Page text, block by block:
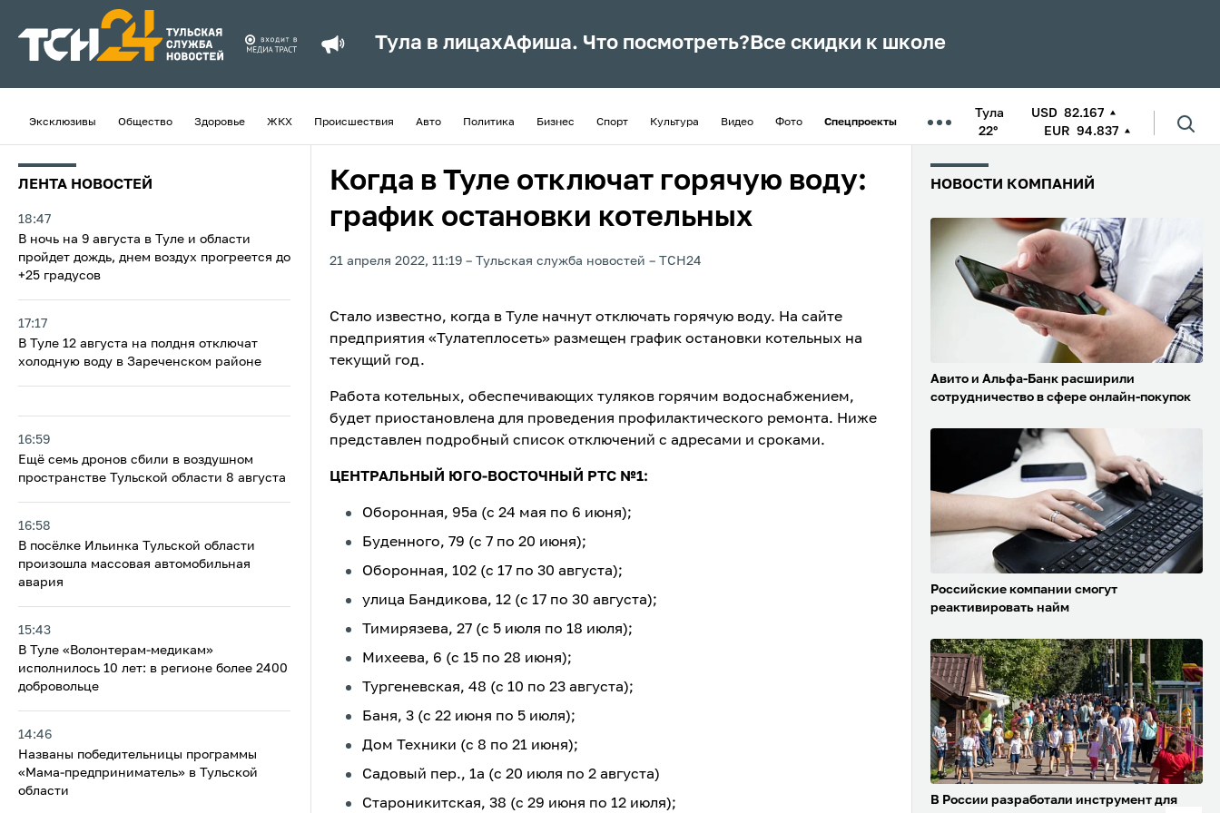
Тула в лицахАфиша. Что посмотреть? Все скидки к школе
Эксклюзивы Общество Здоровье ЖКХ Происшествия Авто Политика Бизнес Спорт Культура Видео Фото Спецпроекты
Тула
22°
USD 82.167
EUR 94.837
ЛЕНТА НОВОСТЕЙ
18:47
В ночь на 9 августа в Туле и области
пройдет дождь, днем воздух прогреется до
+25 градусов
17:17
В Туле 12 августа на полдня отключат
холодную воду в Зареченском районе
16:59
Ещё семь дронов сбили в воздушном
пространстве Тульской области 8 августа
16:58
В посёлке Ильинка Тульской области
произошла массовая автомобильная
авария
15:43
В Туле «Волонтерам-медикам»
исполнилось 10 лет: в регионе более 2400
добровольце
14:46
Названы победительницы программы
«Мама-предприниматель» в Тульской
области
Когда в Туле отключат горячую воду:
график остановки котельных
21 апреля 2022, 11:19 Тульская служба новостей ТСН24
Стало известно, когда в Туле начнут отключать горячую воду. На сайте
предприятия «Тулатеплосеть» размещен график остановки котельных на
текущий год.
Работа котельных, обеспечивающих туляков горячим водоснабжением,
будет приостановлена для проведения профилактического ремонта. Ниже
представлен подробный список отключений с адресами и сроками.
ЦЕНТРАЛЬНЫЙ ЮГО-ВОСТОЧНЫЙ РТС №1:
Оборонная, 95а (с 24 мая по 6 июня);
Буденного, 79 (с 7 по 20 июня);
Оборонная, 102 (с 17 по 30 августа);
улица Бандикова, 12 (с 17 по 30 августа);
Тимирязева, 27 (с 5 июля по 18 июля);
Михеева, 6 (с 15 по 28 июня);
Тургеневская, 48 (с 10 по 23 августа);
Баня, 3 (с 22 июня по 5 июля);
Дом Техники (с 8 по 21 июня);
Садовый пер., 1а (с 20 июля по 2 августа)
Староникитская, 38 (с 29 июня по 12 июля);
НОВОСТИ КОМПАНИЙ
Авито и Альфа-Банк расширили
сотрудничество в сфере онлайн-покупок
Российские компании смогут
реактивировать найм
В России разработали инструмент для